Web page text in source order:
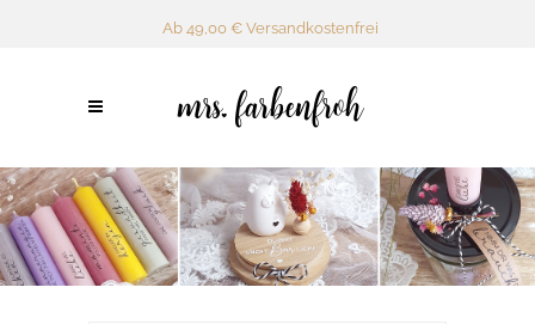
Ab 49,00 € Versandkostenfrei